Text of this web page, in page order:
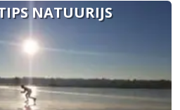
NATUURIJS